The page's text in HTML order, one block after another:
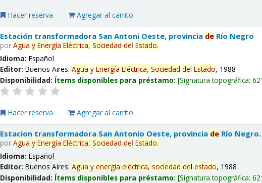
Hacer reserva Agregar al carrito
Estación transformadora San Antoni Oeste, provincia de Río Negro
porAgua y Energía Eléctrica, Sociedad delEstado.
Idioma:Español
Editor:Buenos Aires:Agua y Energía Eléctrica, Sociedad delEstado, 1988
Disponibilidad: Ítems disponibles para préstamo: Signatura topográfica:
Hacer reserva Agregar al carrito
Estacion transformadora San Antonio Oeste, provincia de Río Negro.
porAgua y Energía Eléctrica, Sociedad delEstado.
Idioma:Español
Editor:Buenos Aires:Agua y energía eléctrica, sociedad delestado, 1988
Disponibilidad: Ítems disponibles para préstamo: Signatura topográfica: